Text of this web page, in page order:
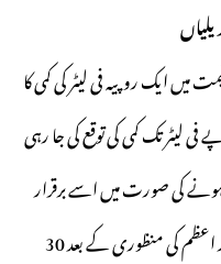
میں ایک روپیہ فی لیٹر کی کمی کا
لیٹر تک کمی کی توقع کی جا رہی
کی صورت میں اسے برقرار
رکھا جا سکتا ہے۔ حکومت کا حتمی فیصلہ وزیر اعظم کی منظوری کے بعد 30